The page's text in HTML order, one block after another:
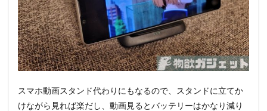
スマホ動画スタンド代わりにもなるので、スタンドに立てか
けながら見れば楽だし、動画見るとバッテリーはかなり減り